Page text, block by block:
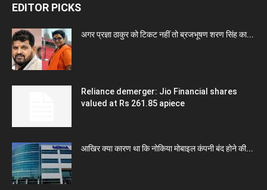
EDITOR PICKS
अगर प्रज्ञा ठाकुर को टिकट नहीं तो ब्रजभूषण शरण सिंह का...
Reliance demerger: Jio Financial shares
valued at Rs 261.85 apiece
आखिर क्या कारण था कि नोकिया मोबाइल कंपनी बंद होने की...